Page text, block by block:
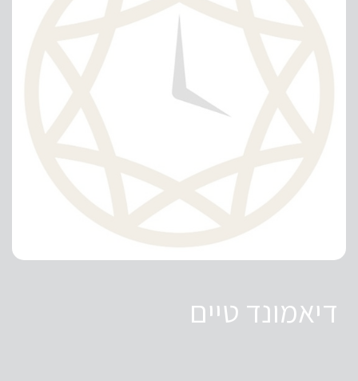
דיאמונד טיים